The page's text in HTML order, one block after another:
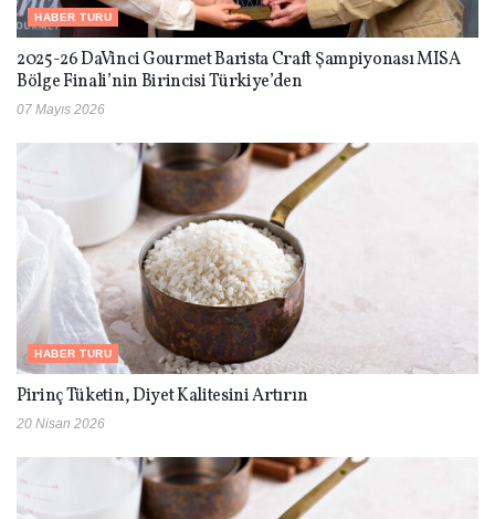
HABER TURU
2025-26 DaVinci Gourmet Barista Craft Şampiyonası MISA
Bölge Finali’nin Birincisi Türkiye’den
07 Mayıs 2026
HABER TURU
Pirinç Tüketin, Diyet Kalitesini Artırın
20 Nisan 2026